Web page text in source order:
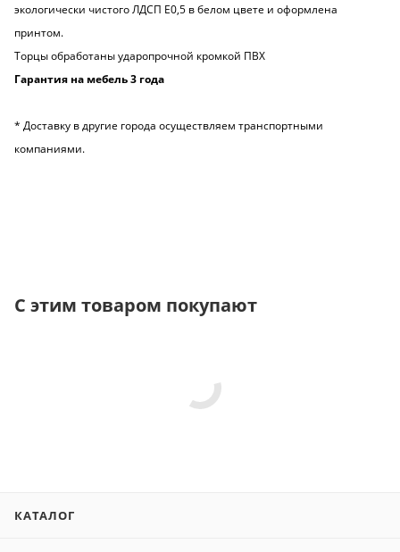
экологически чистого ЛДСП Е0,5 в белом цвете и оформлена
принтом.
Торцы обработаны ударопрочной кромкой ПВХ
Гарантия на мебель 3 года
* Доставку в другие города осуществляем транспортными
компаниями.
С этим товаром покупают
КАТАЛОГ